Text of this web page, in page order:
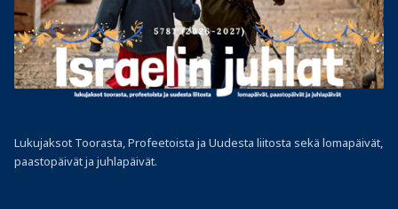
Lukujaksot Toorasta, Profeetoista ja Uudesta liitosta sekä lomapäivät,
paastopäivät ja juhlapäivät.